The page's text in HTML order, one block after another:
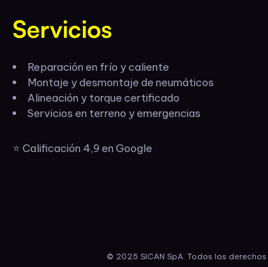
Servicios
Reparación en frío y caliente
Montaje y desmontaje de neumáticos
Alineación y torque certificado
Servicios en terreno y emergencias
⭐ Calificación 4,9 en Google
© 2025 SICAN SpA. Todos los